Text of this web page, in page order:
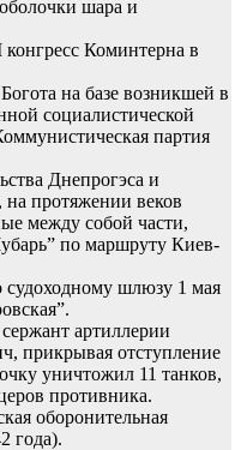
шара и
Коминтерна в
на базе возникшей в
социалистической
партия
Днепрогэса и
протяжении веков
между собой части,
по маршруту Киев-
шлюзу 1 мая
артиллерии
прикрывая отступление
уничтожил 11 танков,
противника.
оборонительная
года).